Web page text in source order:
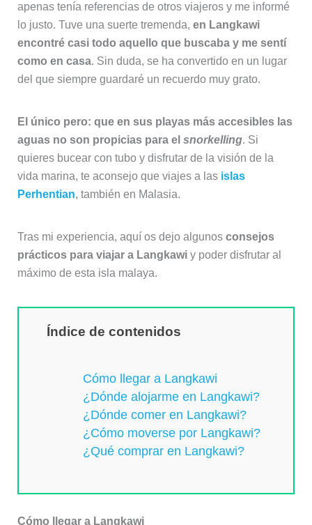
apenas tenía referencias de otros viajeros y me informé
lo justo. Tuve una suerte tremenda, en Langkawi
encontré casi todo aquello que buscaba y me sentí
como en casa. Sin duda, se ha convertido en un lugar
del que siempre guardaré un recuerdo muy grato.
El único pero: que en sus playas más accesibles las
aguas no son propicias para el snorkelling. Si
quieres bucear con tubo y disfrutar de la visión de la
vida marina, te aconsejo que viajes a las islas
Perhentian, también en Malasia.
Tras mi experiencia, aquí os dejo algunos consejos
prácticos para viajar a Langkawiy poder disfrutar al
máximo de esta isla malaya.
Índice de contenidos
Cómo llegar a Langkawi
¿Dónde alojarme en Langkawi?
¿Dónde comer en Langkawi?
¿Cómo moverse por Langkawi?
¿Qué comprar en Langkawi?
Cómo llegar a Langkawi